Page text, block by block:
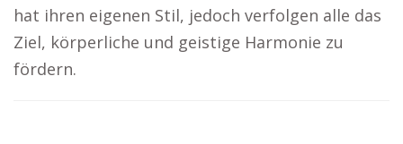
hat ihren eigenen Stil, jedoch verfolgen alle das
Ziel, körperliche und geistige Harmonie zu
fördern.